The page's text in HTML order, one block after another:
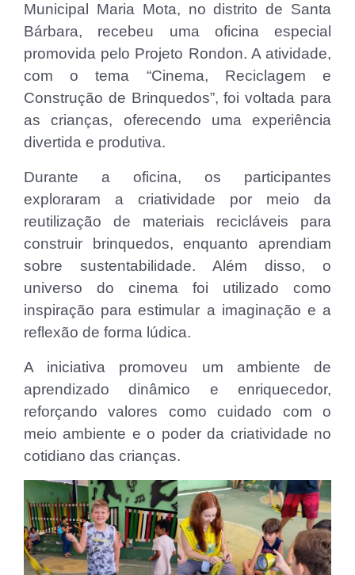
Municipal Maria Mota, no distrito de Santa
Bárbara, recebeu uma oficina especial
promovida pelo Projeto Rondon. A atividade,
com o tema “Cinema, Reciclagem e
Construção de Brinquedos”, foi voltada para
as crianças, oferecendo uma experiência
divertida e produtiva.
Durante a oficina, os participantes
exploraram a criatividade por meio da
reutilização de materiais recicláveis para
construir brinquedos, enquanto aprendiam
sobre sustentabilidade. Além disso, o
universo do cinema foi utilizado como
inspiração para estimular a imaginação e a
reflexão de forma lúdica.
A iniciativa promoveu um ambiente de
aprendizado dinâmico e enriquecedor,
reforçando valores como cuidado com o
meio ambiente e o poder da criatividade no
cotidiano das crianças.